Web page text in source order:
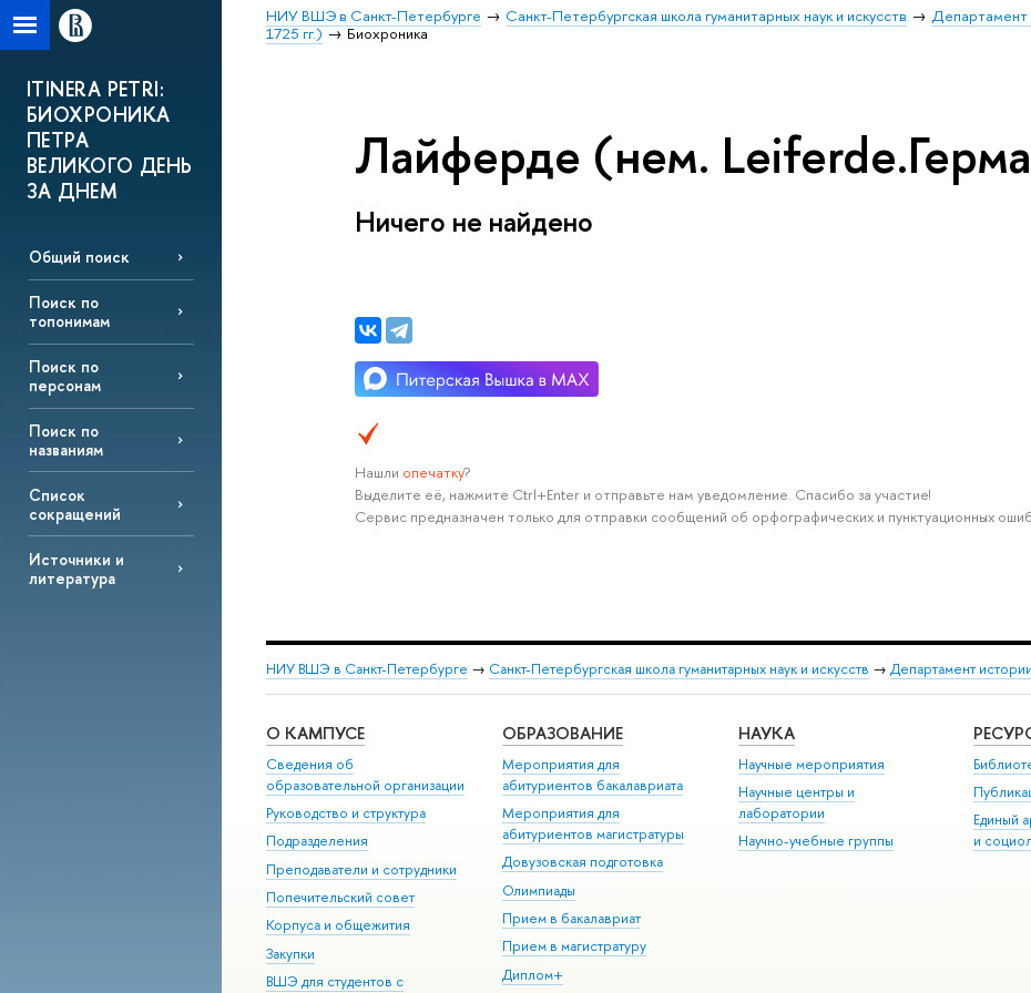
НИУ ВШЭ в Санкт-Петербурге Санкт-Петербургская школа гуманитарных наук и искусств Департамент
1725 гг.)
Биохроника
ITINERA PETRI:
БИОХРОНИКА
ПЕТРА
ВЕЛИКОГО ДЕНЬ
ЗА ДНЕМ
Общий поиск
Поиск по
топонимам
Поиск по
персонам
Поиск по
названиям
Список
сокращений
Источники и
литература
Лайферде (нем.
Ничего не найдено
Нашли опечатку?
Выделите её, нажмите Ctrl+Enter и отправьте нам уведомление. Спасибо за участие!
Сервис предназначен только для отправки сообщений об орфографических и пунктуационных
НИУ ВШЭ в Санкт-Петербурге → Санкт-Петербургская школа гуманитарных наук и искусств → Департамент истории
О КАМПУСЕ
Сведения об
образовательной организации
Руководство и структура
Подразделения
Преподаватели и сотрудники
Попечительский совет
Корпуса и общежития
Закупки
ВШЭ для студентов с
ОБРАЗОВАНИЕ
Мероприятия для
абитуриентов бакалавриата
Мероприятия для
абитуриентов магистратуры
Довузовская подготовка
Олимпиады
Прием в бакалавриат
Прием в магистратуру
Диплом+
НАУКА
Научные мероприятия
Научные центры и
лаборатории
Научно-учебные группы
Единый
и